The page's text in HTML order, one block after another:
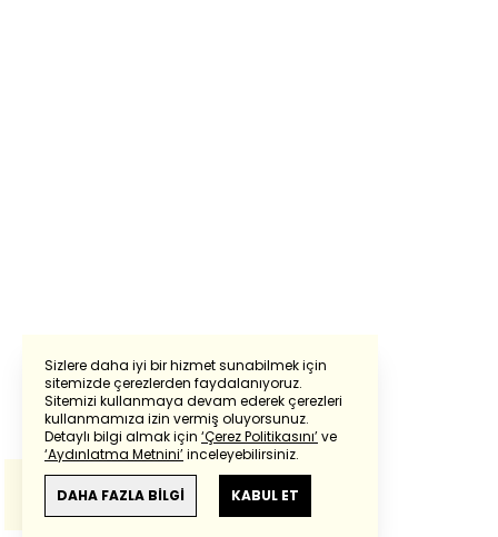
Sizlere daha iyi bir hizmet sunabilmek için
sitemizde çerezlerden faydalanıyoruz.
Sitemizi kullanmaya devam ederek çerezleri
kullanmamıza izin vermiş oluyorsunuz.
Detaylı bilgi almak için ‘Çerez Politikasını’ve
‘Aydınlatma Metnini’inceleyebilirsiniz.
DAHA FAZLA BİLGİ KABUL ET
Powered by Translate
Bu çevirideGoogle Transletekullanılmıştır.
Anlam ve çeviri hatalarından
haberturk.com
sorumlu değildir.